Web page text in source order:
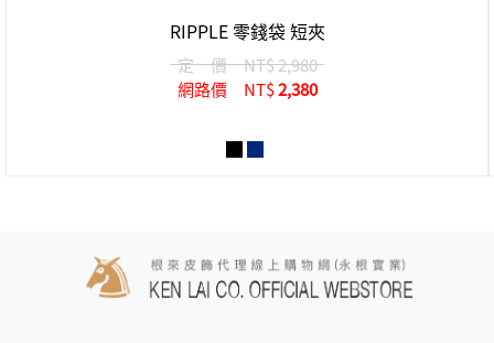
RIPPLE 零錢袋 短夾
定 價NT$ 2,980
網路價
NT$2,380